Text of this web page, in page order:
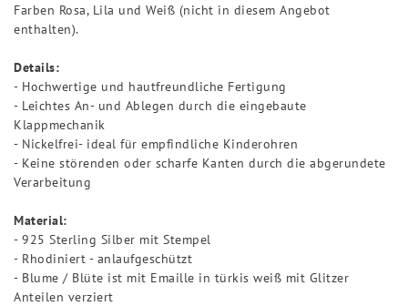
Farben Rosa, Lila und Weiß (nicht in diesem Angebot
enthalten).
Details:
- Hochwertige und hautfreundliche Fertigung
- Leichtes An- und Ablegen durch die eingebaute
Klappmechanik
- Nickelfrei- ideal für empfindliche Kinderohren
- Keine störenden oder scharfe Kanten durch die abgerundete
Verarbeitung
Material:
- 925 Sterling Silber mit Stempel
- Rhodiniert - anlaufgeschützt
- Blume / Blüte ist mit Emaille in türkis weiß mit Glitzer
Anteilen verziert